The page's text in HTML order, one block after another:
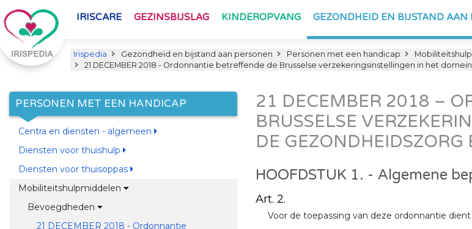
IRISCARE GEZINSBIJSLAG KINDEROPVANG GEZONDHEID EN BIJSTAND AAN
Irispedia Gezondheid en bijstand aan personen Personen met een handicap
21 DECEMBER 2018 - Ordonnantie betreffende de Brusselse verzekeringsinstellingen in het
PERSONEN MET EEN HANDICAP
Centra en diensten - algemeen
Diensten voor thuishulp
Diensten voor thuisoppas
Mobiliteitshulpmiddelen
Bevoegdheden
21 DECEMBER 2018 - Ordonnantie
21 DECEMBER 2018 –
BRUSSELSE
DE
HOOFDSTUK 1. - Algemene
Art. 2.
Voor de toepassing van deze ordonnantie